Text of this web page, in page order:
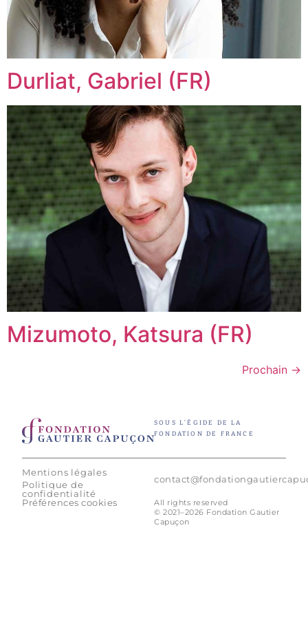
Durliat, Gabriel (FR)
Mizumoto, Katsura (FR)
Prochain →
SOUS L’ÉGIDE DE LA
FONDATION DE FRANCE
Mentions légales
Politique de
confidentialité
Préférences cookies
All rights reserved
© 2021–2026 Fondation Gautier
Capuçon